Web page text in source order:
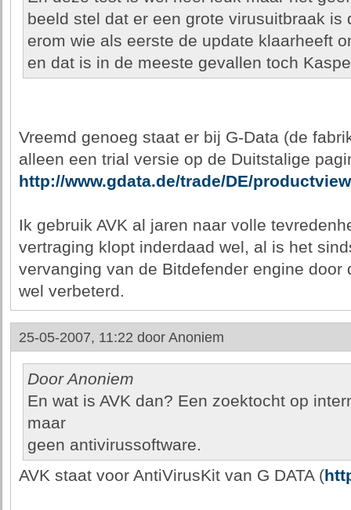
beeld stel dat er een grote virusuitbraak is
erom wie als eerste de update klaarheeft
en dat is in de meeste gevallen toch
Vreemd genoeg staat er bij G-Data (de
alleen een trial versie op de Duitstalige
http://www.gdata.de/trade/DE/
Ik gebruik AVK al jaren naar volle
vertraging klopt inderdaad wel, al is het
vervanging van de Bitdefender engine door
wel verbeterd.
25-05-2007, 11:22 door Anoniem
Door Anoniem
En wat is AVK dan? Een zoektocht op
maar
geen antivirussoftware.
AVK staat voor AntiVirusKit van G DATA (